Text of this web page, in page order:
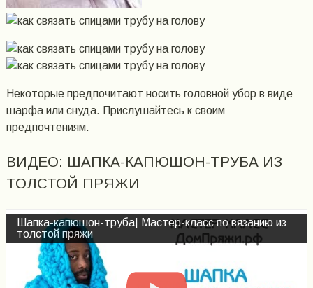
Некоторые предпочитают носить головной убор в виде
шарфа или снуда. Прислушайтесь к своим
предпочтениям.
ВИДЕО: ШАПКА-КАПЮШОН-ТРУБА ИЗ
ТОЛСТОЙ ПРЯЖИ
Шапка-капюшон-труба| Мастер-класс по вязанию из
толстой пряжи